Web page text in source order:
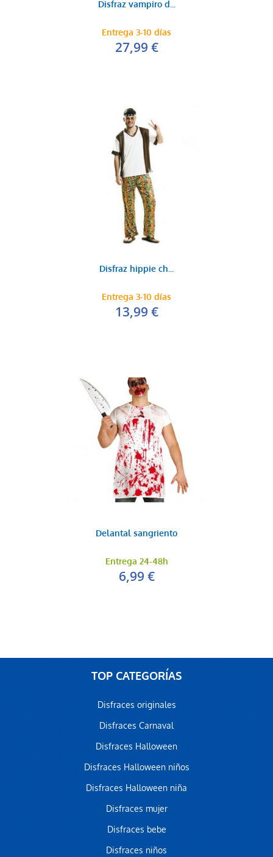
Disfraz vampiro d...
Entrega 3-10 días
27,99 €
Disfraz hippie ch...
Entrega 3-10 días
13,99 €
Delantal sangriento
Entrega 24-48h
6,99 €
TOP CATEGORÍAS
Disfraces originales
Disfraces Carnaval
Disfraces Halloween
Disfraces Halloween niños
Disfraces Halloween niña
Disfraces mujer
Disfraces bebe
Disfraces niños